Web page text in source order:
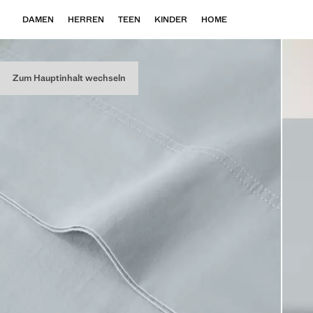
Zum Hauptinhalt wechseln
DAMEN HERREN TEEN KINDER HOME